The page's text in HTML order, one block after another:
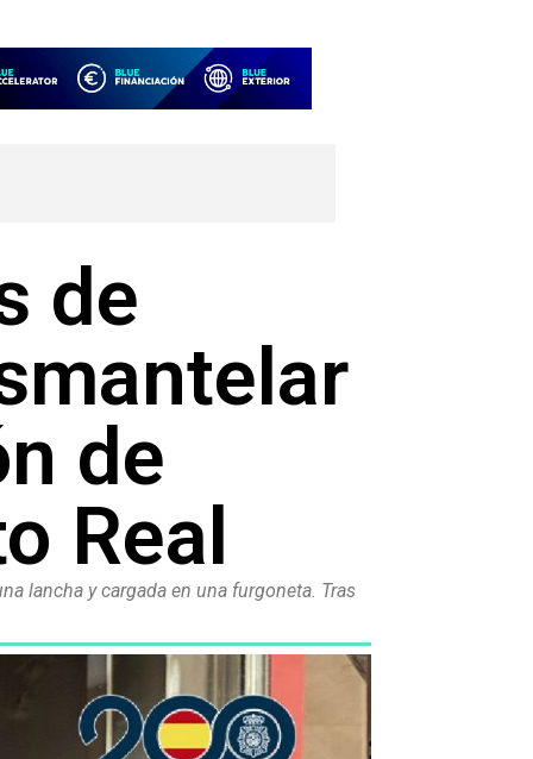
de
de
Real
lancha y cargada en una furgoneta. Tras